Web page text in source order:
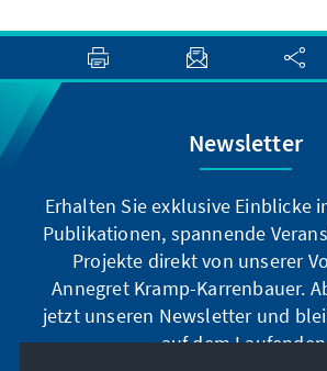
Newsletter
Erhalten Sie exklusive Einblicke
Publikationen, spannende
Projekte direkt von unserer
Annegret Kramp-Karrenbauer.
jetzt unseren Newsletter und
auf dem